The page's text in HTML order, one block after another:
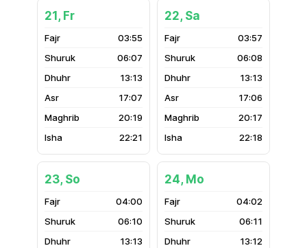
21, Fr
03:55
06:07
13:13
17:07
20:19
22:21
22, Sa
03:57
06:08
13:13
17:06
20:17
22:18
23, So
04:00
06:10
13:13
24, Mo
04:02
06:11
13:12